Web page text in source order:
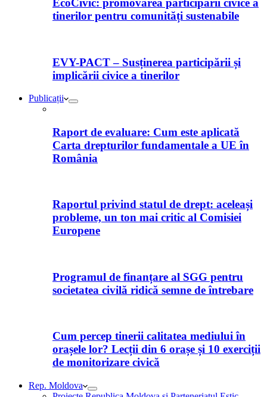
EcoCivic: promovarea participării civice a
tinerilor pentru comunități sustenabile
EVY-PACT – Susținerea participării și
implicării civice a tinerilor
Publicații
Raport de evaluare: Cum este aplicată
Carta drepturilor fundamentale a UE în
România
Raportul privind statul de drept: aceleași
probleme, un ton mai critic al Comisiei
Europene
Programul de finanțare al SGG pentru
societatea civilă ridică semne de întrebare
Cum percep tinerii calitatea mediului în
orașele lor? Lecții din 6 orașe și 10 exerciții
de monitorizare civică
Rep. Moldova